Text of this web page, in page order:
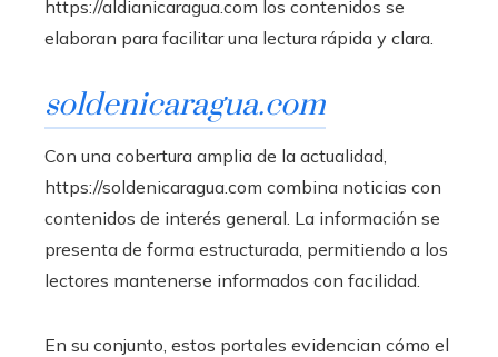
https://aldianicaragua.com los contenidos se
elaboran para facilitar una lectura rápida y clara.
soldenicaragua.com
Con una cobertura amplia de la actualidad,
https://soldenicaragua.com combina noticias con
contenidos de interés general. La información se
presenta de forma estructurada, permitiendo a los
lectores mantenerse informados con facilidad.
En su conjunto, estos portales evidencian cómo el